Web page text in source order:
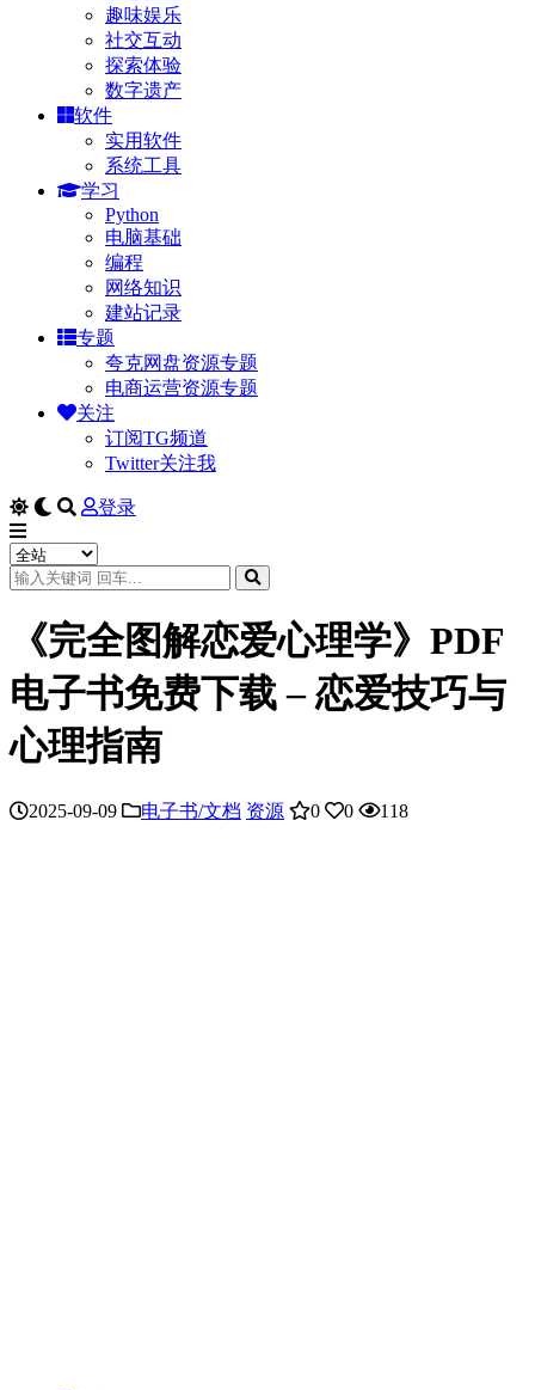
趣味娱乐
社交互动
探索体验
数字遗产
软件
实用软件
系统工具
学习
Python
电脑基础
编程
网络知识
建站记录
专题
夸克网盘资源专题
电商运营资源专题
关注
订阅TG频道
Twitter关注我
登录
《完全图解恋爱心理学》PDF
电子书免费下载 – 恋爱技巧与
心理指南
2025-09-09 电子书/文档 资源 0 0 118